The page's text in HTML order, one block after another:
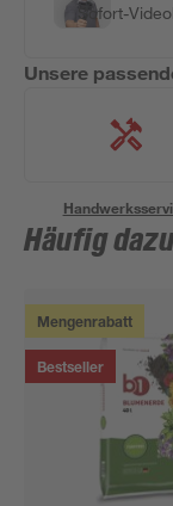
Sofort-
Unsere
Häufig
Mengenrabatt
Bestseller